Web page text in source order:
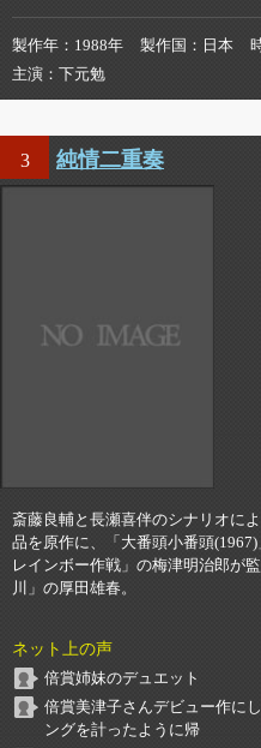
製作年 1988年 製作国 日本
主演
下元勉
3 純情二重奏
斎藤良輔と長瀬喜伴のシナリオに
品を原作に、「大番頭小番頭
レインボー作戦」の梅津明治郎が
川」の厚田雄春。
ネット上の声
倍賞姉妹のデュエット
倍賞美津子さんデビュー作に
ングを計ったように帰